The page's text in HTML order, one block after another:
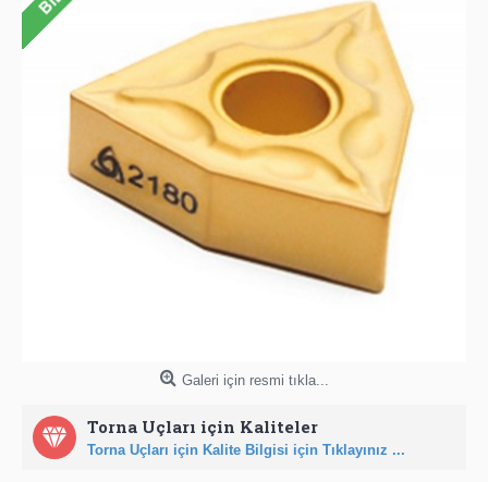
Galeri için resmi tıkla...
Torna Uçları için Kaliteler
Torna Uçları için Kalite Bilgisi için Tıklayınız ...